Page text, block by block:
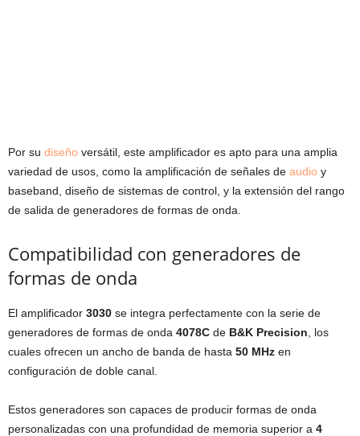
Por su diseño versátil, este amplificador es apto para una amplia
variedad de usos, como la amplificación de señales de audio y
baseband, diseño de sistemas de control, y la extensión del rango
de salida de generadores de formas de onda.
Compatibilidad con generadores de
formas de onda
El amplificador 3030 se integra perfectamente con la serie de
generadores de formas de onda 4078C de B&K Precision , los
cuales ofrecen un ancho de banda de hasta 50 MHz en
configuración de doble canal.
Estos generadores son capaces de producir formas de onda
personalizadas con una profundidad de memoria superior a 4